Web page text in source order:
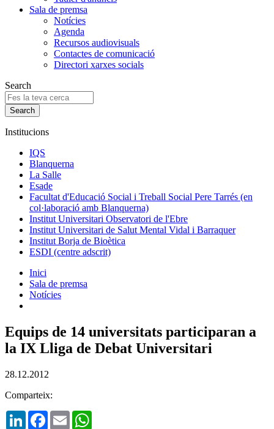
Sala de premsa
Notícies
Agenda
Recursos audiovisuals
Contactes de comunicació
Directori xarxes socials
Search
Institucions
IQS
Blanquerna
La Salle
Esade
Facultat d'Educació Social i Treball Social Pere Tarrés (en
col·laboració amb Blanquerna)
Institut Universitari Observatori de l'Ebre
Institut Universitari de Salut Mental Vidal i Barraquer
Institut Borja de Bioètica
ESDI (centre adscrit)
Inici
Sala de premsa
Notícies
Equips de 14 universitats participaran a
la IX Lliga de Debat Universitari
28.12.2012
Comparteix:
LinkedInFacebook
Email